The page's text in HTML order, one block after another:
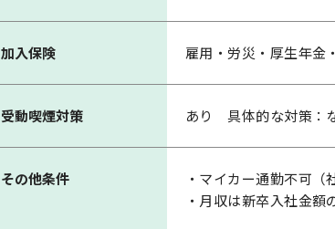
加入保険 雇用・労災・厚生年金
受動喫煙対策 あり 具体的な対策：
その他条件
・マイカー通勤不可（
・月収は新卒入社金額